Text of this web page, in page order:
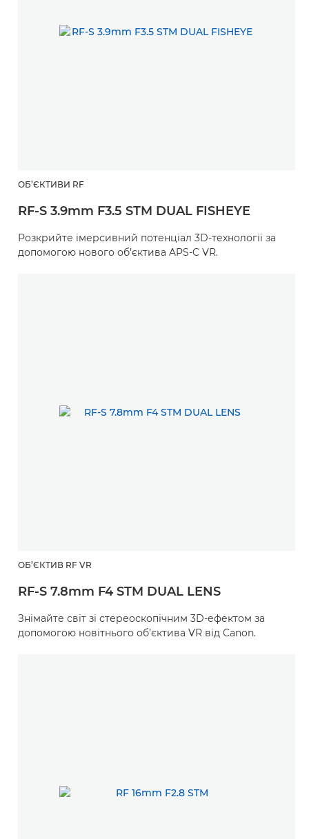
ОБ’ЄКТИВИ RF
RF-S 3.9mm F3.5 STM DUAL FISHEYE
Розкрийте імерсивний потенціал 3D-технології за
допомогою нового об’єктива APS-C VR.
ОБ’ЄКТИВ RF VR
RF-S 7.8mm F4 STM DUAL LENS
Знімайте світ зі стереоскопічним 3D-ефектом за
допомогою новітнього об’єктива VR від Canon.